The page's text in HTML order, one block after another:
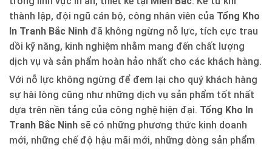
thành lập, đội ngũ cán bộ, công nhân viên của Tổng Kho
In Tranh Bắc Ninh đã không ngừng nỗ lực, tích cực trau
dồi kỹ năng, kinh nghiệm nhằm mang đến chất lượng
dịch vụ và sản phẩm hoàn hảo nhất cho các khách hàng.
Với nỗ lực không ngừng để đem lại cho quý khách hàng
sự hài lòng cũng như những dịch vụ sản phẩm tốt nhất
dựa trên nền tảng của công nghệ hiện đại. Tổng Kho In
Tranh Bắc Ninh sẽ có những phương thức kinh doanh
mới, những chế độ hậu mãi mới, những dòng sản phẩm